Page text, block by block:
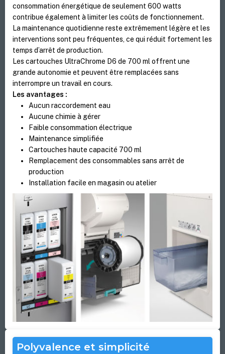
consommation énergétique de seulement 600 watts
contribue également à limiter les coûts de fonctionnement.
La maintenance quotidienne reste extrêmement légère et les
interventions sont peu fréquentes, ce qui réduit fortement les
temps d’arrêt de production.
Les cartouches UltraChrome D6 de 700 ml offrent une
grande autonomie et peuvent être remplacées sans
interrompre un travail en cours.
Les avantages :
Aucun raccordement eau
Aucune chimie à gérer
Faible consommation électrique
Maintenance simplifiée
Cartouches haute capacité 700 ml
Remplacement des consommables sans arrêt de
production
Installation facile en magasin ou atelier
Polyvalence et simplicité